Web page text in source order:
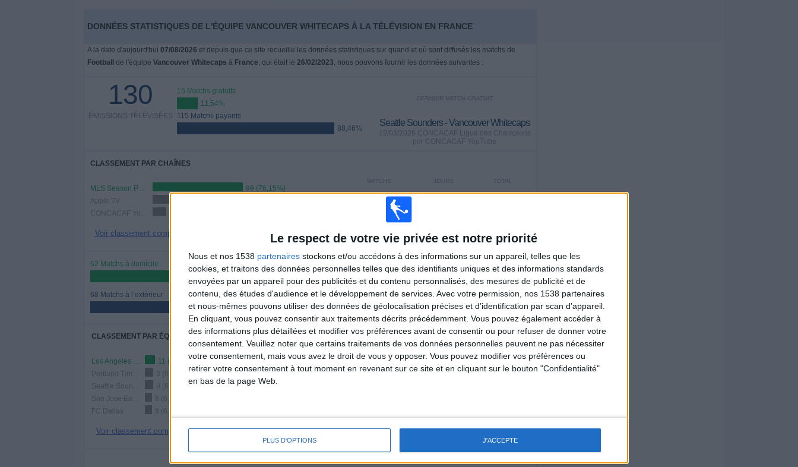
Le respect de votre vie privée est notre priorité
Nous et nos 1538 partenaires stockons et/ou accédons à des informations sur un appareil, telles que les
cookies, et traitons des données personnelles telles que des identifiants uniques et des informations standards
envoyées par un appareil pour des publicités et du contenu personnalisés, des mesures de publicité et de
contenu, des études d'audience et le développement de services. Avec votre permission, nos 1538 partenaires
et nous-mêmes pouvons utiliser des données de géolocalisation précises et d’identification par scan d'appareil.
En cliquant, vous pouvez consentir aux traitements décrits précédemment. Vous pouvez également accéder à
des informations plus détaillées et modifier vos préférences avant de consentir ou pour refuser de donner votre
consentement. Veuillez noter que certains traitements de vos données personnelles peuvent ne pas nécessiter
votre consentement, mais vous avez le droit de vous y opposer. Vous pouvez modifier vos préférences ou
retirer votre consentement à tout moment en revenant sur ce site et en cliquant sur le bouton "Confidentialité"
en bas de la page Web.
PLUS D'OPTIONS J'ACCEPTE
DONNÉES STATISTIQUES DE L'ÉQUIPE VANCOUVER WHITECAPS À LA TÉLÉVISION EN FRANCE
A la date d'aujourd'hui 07/08/2026 et depuis que ce site recueille les données statistiques sur quand et où sont diffusés les matchs de
Football
de l'équipe Vancouver Whitecaps à France, qui était le 26/02/2023, nous pouvons fournir les données suivantes :
130
ÉMISSIONS TÉLÉVISÉES
15 Matchs gratuits
11,54%
115 Matchs payants
88,46%
DERNIER MATCH GRATUIT
Seattle Sounders - Vancouver Whitecaps
19/03/2026 CONCACAF Ligue des Champions
por CONCACAF YouTube
CLASSEMENT PAR CHAÎNES
MLS Season Pass
99 (76,15%)
Apple TV
Voir classement complet
TOTAL
3
JOURS
141
MATCHS
13
CONSECUTIFS
PAYANTS
62 Matchs à domicile
68 Matchs à l’extérieur
52,31%
TOTAL
34
ADVERSAIRES
MAXIMUM
11
VS Los Angeles
FC
TOTAL
3
COMPÉTITIONS
CLASSEMENT PAR ÉQUIPES
Los Angeles FC
11 (8,46%)
9 (6,92%)
9 (6,92%)
8 (6,15%)
FC Dallas
8 (6,15%)
Voir classement complet
CLASSEMENT PAR COMPÉTITIONS
MLS
109 (83,85%)
CONCACAF Ligue des Champions
15 (11,54%)
NOMBRE DE MATCHS PAR JOUR DE LA SEMAINE